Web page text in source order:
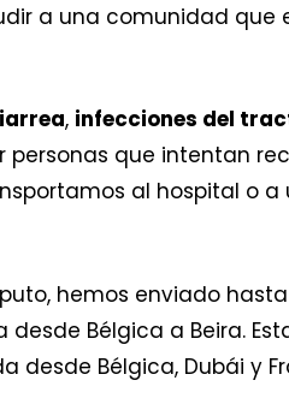
a una comunidad que
, infecciones del
personas que intentan
al hospital o a
hemos enviado
Bélgica a Beira.
Bélgica, Dubái y